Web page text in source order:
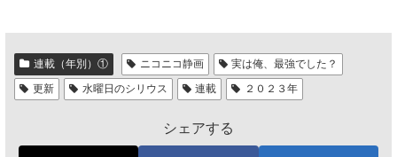
連載（年別）① ニコニコ静画
実は俺、最強でした？
更新
水曜日のシリウス 連載 ２０２３年
シェアする